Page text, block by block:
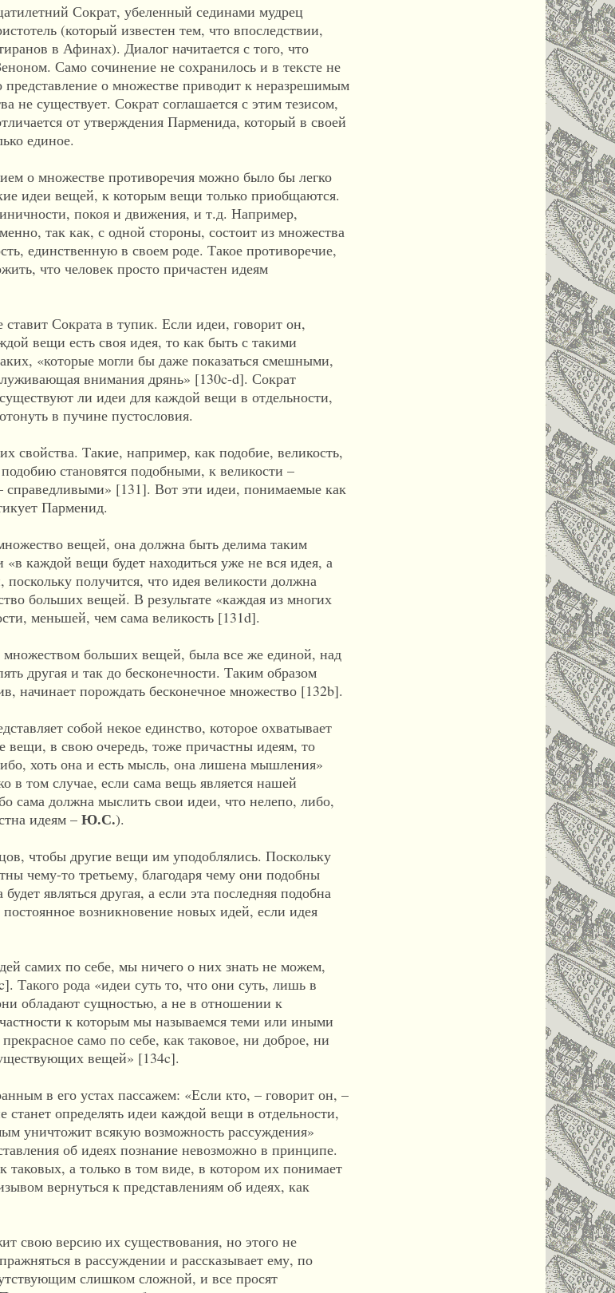
Сократ, убеленный сединами мудрец
(который известен тем, что впоследствии,
в Афинах). Диалог начитается с того, что
Само сочинение не сохранилось и в тексте не
о множестве приводит к неразрешимым
не существует. Сократ соглашается с этим тезисом,
от утверждения Парменида, который в своей
единое.
о множестве противоречия можно было бы легко
идеи вещей, к которым вещи только приобщаются.
покоя и движения, и т.д. Например,
так как, с одной стороны, состоит из множества
единственную в своем роде. Такое противоречие,
что человек просто причастен идеям
Сократа в тупик. Если идеи, говорит он,
вещи есть своя идея, то как быть с такими
«которые могли бы даже показаться смешными,
внимания дрянь» [130c-d]. Сократ
ли идеи для каждой вещи в отдельности,
в пучине пустословия.
свойства. Такие, например, как подобие, великость,
становятся подобными, к великости –
[131]. Вот эти идеи, понимаемые как
Парменид.
вещей, она должна быть делима таким
каждой вещи будет находиться уже не вся идея, а
получится, что идея великости должна
больших вещей. В результате «каждая из многих
меньшей, чем сама великость [131d].
множеством больших вещей, была все же единой, над
другая и так до бесконечности. Таким образом
начинает порождать бесконечное множество [132b].
собой некое единство, которое охватывает
вещи, в свою очередь, тоже причастны идеям, то
хоть она и есть мысль, она лишена мышления»
в том случае, если сама вещь является нашей
сама должна мыслить свои идеи, что нелепо, либо,
идеям – Ю.С.).
чтобы другие вещи им уподоблялись. Поскольку
чему-то третьему, благодаря чему они подобны
являться другая, а если эта последняя подобна
возникновение новых идей, если идея
самих по себе, мы ничего о них знать не можем,
Такого рода «идеи суть то, что они суть, лишь в
обладают сущностью, а не в отношении к
к которым мы называемся теми или иными
само по себе, как таковое, ни доброе, ни
вещей» [134c].
в его устах пассажем: «Если кто, – говорит он, –
определять идеи каждой вещи в отдельности,
уничтожит всякую возможность рассуждения»
об идеях познание невозможно в принципе.
а только в том виде, в котором их понимает
вернуться к представлениям об идеях, как
свою версию их существования, но этого не
в рассуждении и рассказывает ему, по
слишком сложной, и все просят